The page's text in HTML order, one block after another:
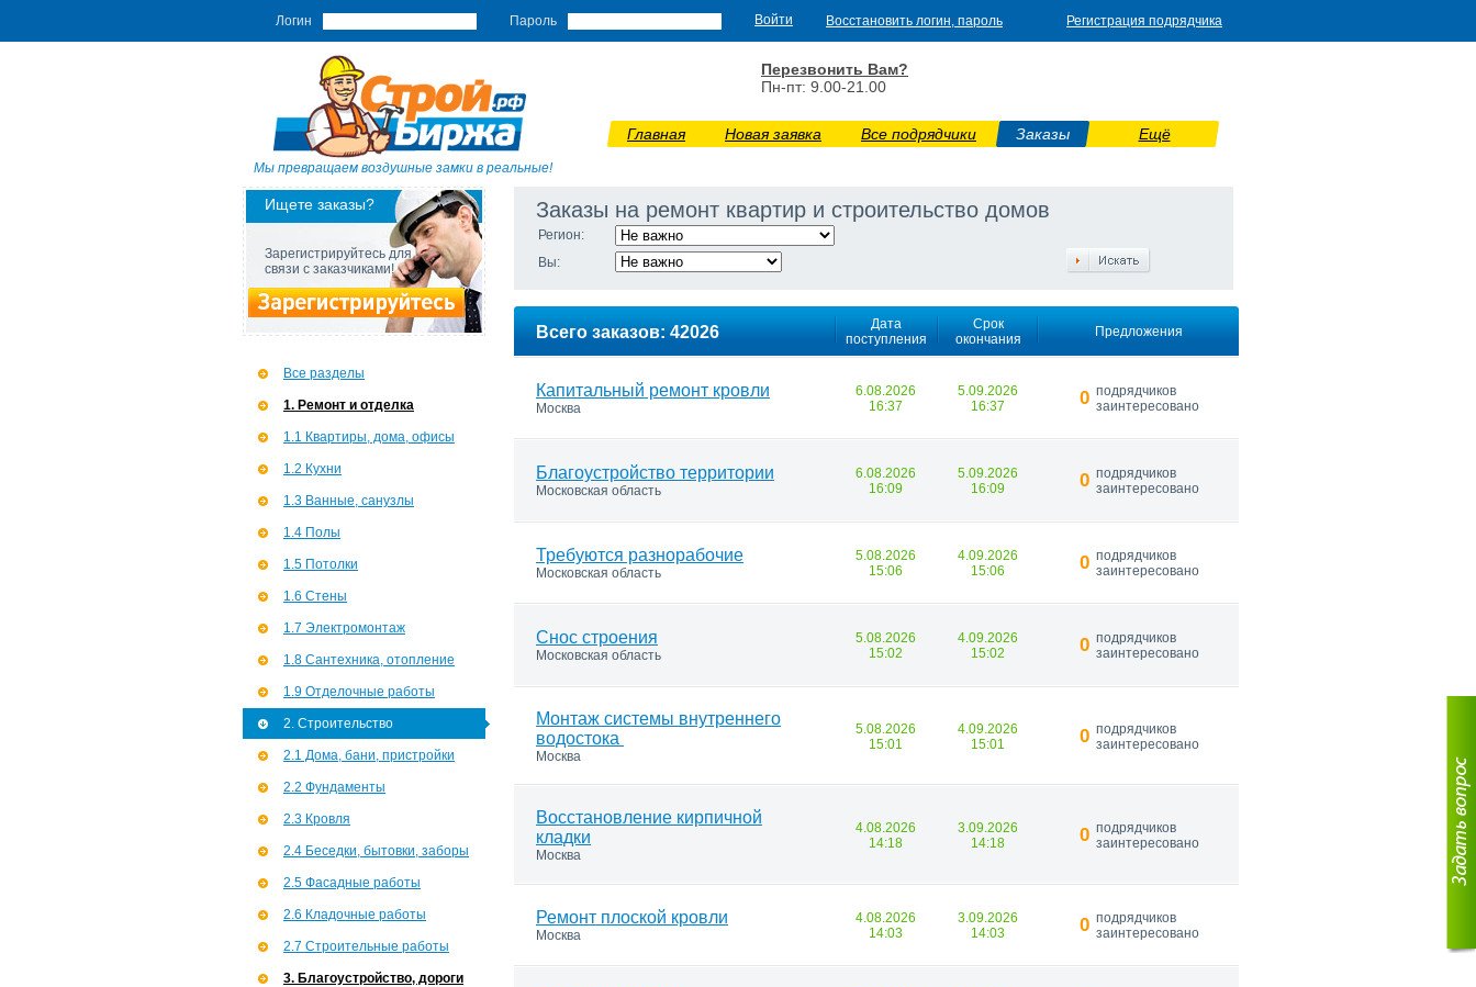
Логин Пароль Восстановить логин, пароль Регистрация подрядчика
Мы превращаем воздушные замки в реальные!
Перезвонить Вам?
Пн-пт: 9.00-21.00
Главная Новая заявка Все подрядчики Заказы Ещё
Ищете заказы?
Зарегистрируйтесь для
связи с заказчиками!
Все разделы
1. Ремонт и отделка
1.1 Квартиры, дома, офисы
1.2 Кухни
1.3 Ванные, санузлы
1.4 Полы
1.5 Потолки
1.6 Стены
1.7 Э­лектромонтаж
1.8 Сантехника, отопление
1.9 Отделочные работы
2. Строительство
2.1 Дома, бани, пристройки
2.2 Фундаменты
2.3 Кровля
2.4 Беседки, бытовки, заборы
2.5 Фасадные работы
2.6 Кладочные работы
2.7 Строительные работы
3. Благоустройство, дороги
Заказы на ремонт квартир и строительство домов
Регион:
Вы:
Всего заказов: 42026
Дата
поступления
Срок
окончания
Предложения
Капитальный ремонт кровли
Москва
6.08.2026
16:37
5.09.2026
16:37
0 подрядчиков
заинтересовано
Благоустройство территории
Московская область
6.08.2026
16:09
5.09.2026
16:09
0 подрядчиков
заинтересовано
Требуются разнорабочие
Московская область
5.08.2026
15:06
4.09.2026
15:06
0 подрядчиков
заинтересовано
Снос строения
Московская область
5.08.2026
15:02
4.09.2026
15:02
0 подрядчиков
заинтересовано
Монтаж системы внутреннего
водостока
Москва
5.08.2026
15:01
4.09.2026
15:01
0 подрядчиков
заинтересовано
Восстановление кирпичной
кладки
Москва
4.08.2026
14:18
3.09.2026
14:18
0 подрядчиков
заинтересовано
Ремонт плоской кровли
Москва
4.08.2026
14:03
3.09.2026
14:03
0 подрядчиков
заинтересовано